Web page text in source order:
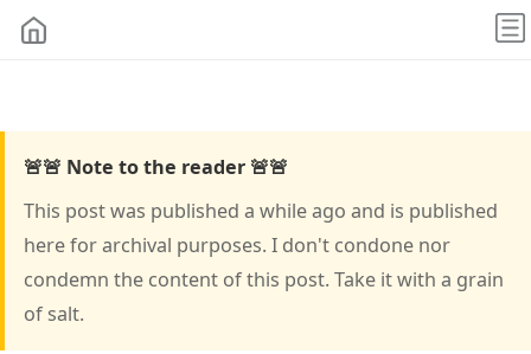
🚨🚨 Note to the reader 🚨🚨
This post was published a while ago and is published
here for archival purposes. I don't condone nor
condemn the content of this post. Take it with a grain
of salt.